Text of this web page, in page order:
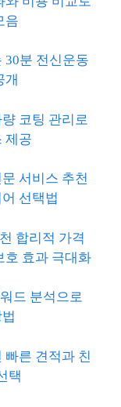
음
30분 전신운동
개
코팅 관리로
제공
서비스 추천
선택법
합리적 가격
호 효과 극대화
드 분석으로
른 견적과 친
택